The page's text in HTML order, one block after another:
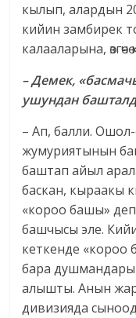
кылып, алардын
кийин замбирек
калааларына,
– Демек,
ушундан
– Ап, балли.
жумуриятынын
баштап айыл
баскан, кыраакы
«короо башы»
башчысы эле.
кеткенде «короо
бара душмандары
алышты. Анын
дивизияда